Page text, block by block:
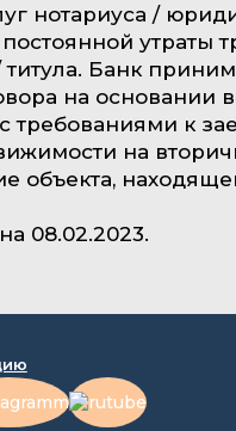
нотариуса /
утраты
Банк
на основании
требованиями к
на
объекта,
08.02.2023.